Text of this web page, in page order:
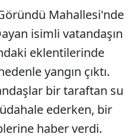
Mahallesi'nde
isimli vatandaşın
eklentilerinde
yangın çıktı.
bir taraftan su
ederken, bir
haber verdi.